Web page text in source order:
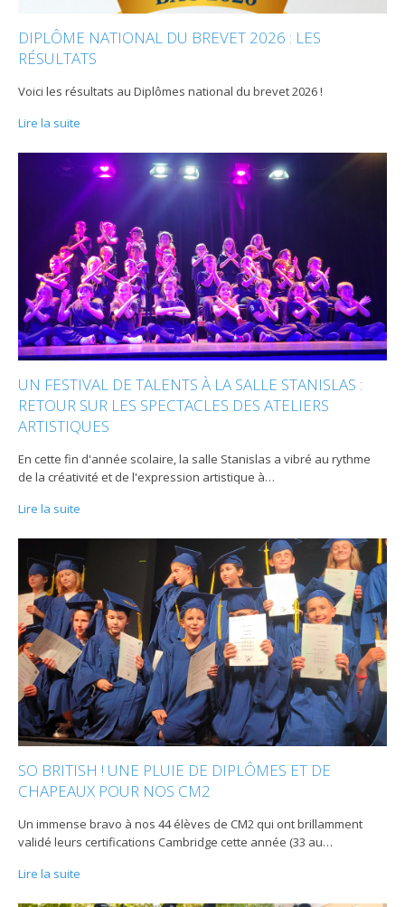
DIPLÔME NATIONAL DU BREVET 2026 : LES
RÉSULTATS
Voici les résultats au Diplômes national du brevet 2026 !
Lire la suite
UN FESTIVAL DE TALENTS À LA SALLE STANISLAS :
RETOUR SUR LES SPECTACLES DES ATELIERS
ARTISTIQUES
En cette fin d'année scolaire, la salle Stanislas a vibré au rythme
de la créativité et de l'expression artistique à…
Lire la suite
SO BRITISH ! UNE PLUIE DE DIPLÔMES ET DE
CHAPEAUX POUR NOS CM2
Un immense bravo à nos 44 élèves de CM2 qui ont brillamment
validé leurs certifications Cambridge cette année (33 au…
Lire la suite